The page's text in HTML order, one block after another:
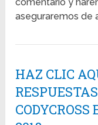
aseguraremos de
HAZ CLIC